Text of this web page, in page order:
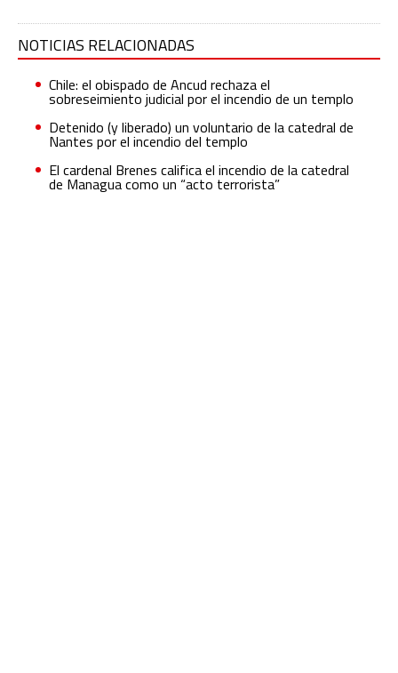
NOTICIAS RELACIONADAS
Chile: el obispado de Ancud rechaza el
sobreseimiento judicial por el incendio de un templo
Detenido (y liberado) un voluntario de la catedral de
Nantes por el incendio del templo
El cardenal Brenes califica el incendio de la catedral
de Managua como un “acto terrorista”